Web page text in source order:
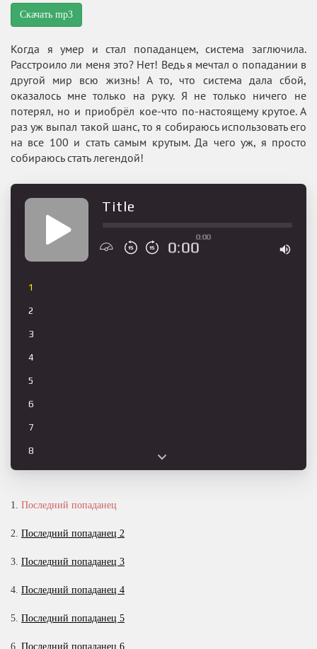
Скачать mp3
Когда я умер и стал попаданцем, система заглючила.
Расстроило ли меня это? Нет! Ведь я мечтал о попадании в
другой мир всю жизнь! А то, что система дала сбой,
оказалось мне только на руку. Я не только ничего не
потерял, но и приобрёл кое-что по-настоящему крутое. А
раз уж выпал такой шанс, то я собираюсь использовать его
на все 100 и стать самым крутым. Да чего уж, я просто
собираюсь стать легендой!
Title
0:00
0:00
1
2
3
4
5
6
7
8
13
14
15
1. Последний попаданец
2. Последний попаданец 2
3. Последний попаданец 3
4. Последний попаданец 4
5. Последний попаданец 5
6. Последний попаданец 6